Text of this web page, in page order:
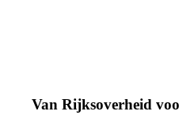
Van Rijksoverheid